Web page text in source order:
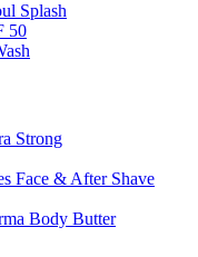
Splash
50
Strong
Face & After Shave
Body Butter